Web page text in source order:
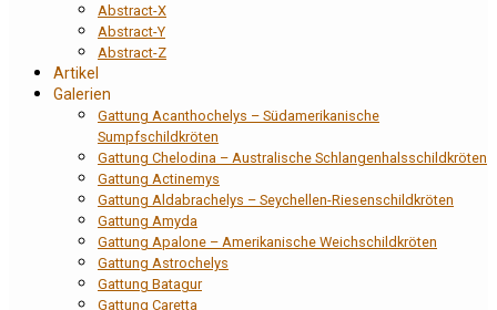
Abstract-X
Abstract-Y
Abstract-Z
Artikel
Galerien
Gattung Acanthochelys – Südamerikanische
Sumpfschildkröten
Gattung Chelodina – Australische Schlangenhalsschildkröten
Gattung Actinemys
Gattung Aldabrachelys – Seychellen-Riesenschildkröten
Gattung Amyda
Gattung Apalone – Amerikanische Weichschildkröten
Gattung Astrochelys
Gattung Batagur
Gattung Caretta